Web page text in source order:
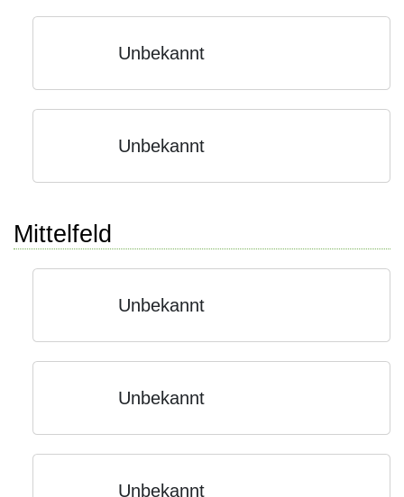
Unbekannt
Unbekannt
Mittelfeld
Unbekannt
Unbekannt
Unbekannt